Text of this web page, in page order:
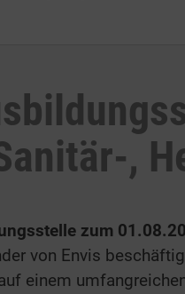
,
zum
von Envis
einem